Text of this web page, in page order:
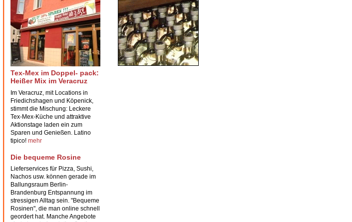
Tex-Mex im Doppel- pack:
Heißer Mix im Veracruz
Im Veracruz, mit Locations in
Friedichshagen und Köpenick,
stimmt die Mischung: Leckere
Tex-Mex-Küche und attraktive
Aktionstage laden ein zum
Sparen und Genießen. Latino
tipico! mehr
Die bequeme Rosine
Lieferservices für Pizza, Sushi,
Nachos usw. können gerade im
Ballungsraum Berlin-
Brandenburg Entspannung im
stressigen Alltag sein. "Bequeme
Rosinen", die man online schnell
geordert hat. Manche Angebote